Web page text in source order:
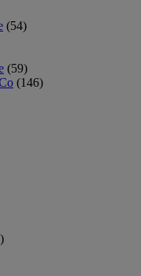
(54)
(59)
(146)